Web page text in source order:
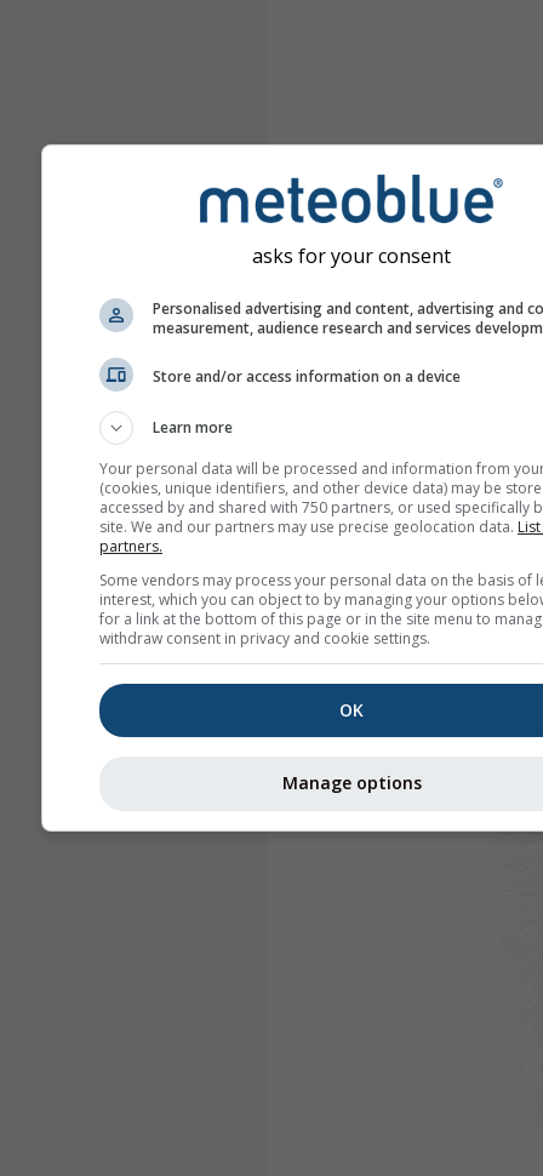
asks for your consent
Personalised advertising and content, advertising and
measurement, audience research and services
Store and/or access information on a device
Learn more
Your personal data will be processed and information from
(cookies, unique identifiers, and other device data) may be
accessed by and shared with 750 partners, or used specifically
site. We and our partners may use precise geolocation data.
partners.
Some vendors may process your personal data on the basis of
interest, which you can object to by managing your options
for a link at the bottom of this page or in the site menu to
withdraw consent in privacy and cookie settings.
OK
Manage options